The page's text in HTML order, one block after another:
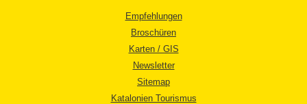
Empfehlungen
Broschüren
Karten / GIS
Newsletter
Sitemap
Katalonien Tourismus